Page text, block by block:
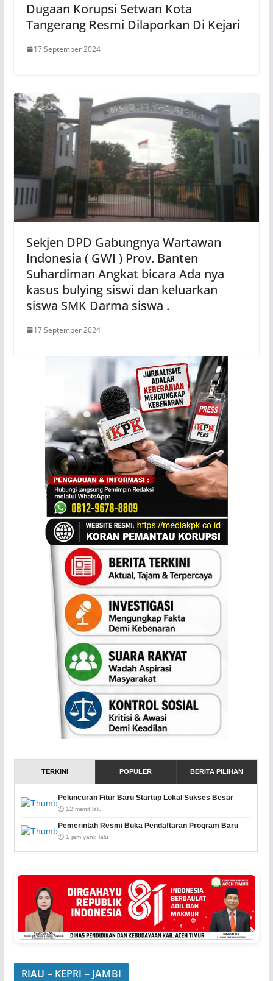
Dugaan Korupsi Setwan Kota
Tangerang Resmi Dilaporkan Di Kejari
17 September 2024
Sekjen DPD Gabungnya Wartawan
Indonesia ( GWI ) Prov. Banten
Suhardiman Angkat bicara Ada nya
kasus bulying siswi dan keluarkan
siswa SMK Darma siswa .
17 September 2024
TERKINI POPULER BERITA PILIHAN
Peluncuran Fitur Baru Startup Lokal Sukses Besar
⏱️ 12 menit lalu
Pemerintah Resmi Buka Pendaftaran Program Baru
⏱️ 1 jam yang lalu
RIAU – KEPRI – JAMBI